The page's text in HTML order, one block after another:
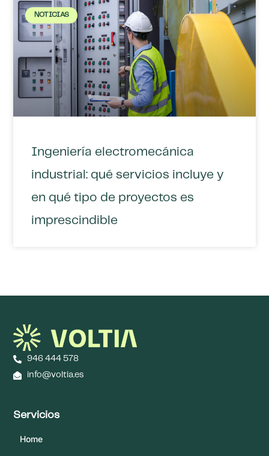
NOTICIAS
Ingeniería electromecánica
industrial: qué servicios incluye y
en qué tipo de proyectos es
imprescindible
946 444 578
info@voltia.es
Servicios
Home